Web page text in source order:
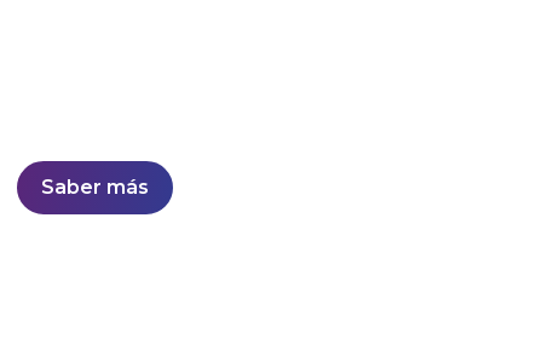
Saber más